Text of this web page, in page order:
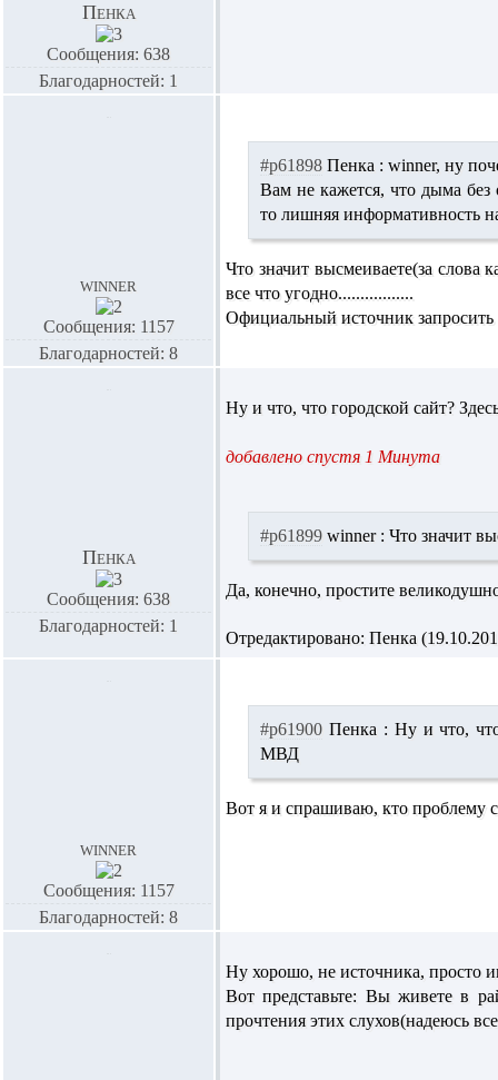
Пенка
Сообщения: 638
Благодарностей: 1
winner
Сообщения: 1157
Благодарностей: 8
#p61898 Пенка : winner, ну
Вам не кажется, что дыма без
то лишняя информативность
Что значит высмеиваете(за слова
все что угодно.................
Официальный источник запросить
Пенка
Сообщения: 638
Благодарностей: 1
Ну и что, что городской сайт?
добавлено спустя 1 Минута
#p61899 winner : Что значит
Да, конечно, простите
Отредактировано: Пенка
winner
Сообщения: 1157
Благодарностей: 8
#p61900 Пенка : Ну и что,
МВД
Вот я и спрашиваю, кто проблему
Ну хорошо, не источника, просто
Вот представьте: Вы живете в
прочтения этих слухов(надеюсь